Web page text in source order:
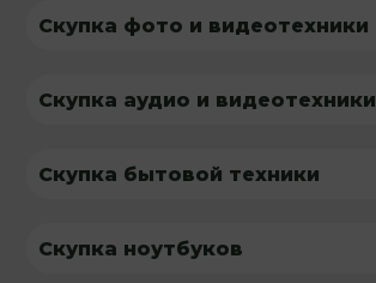
Скупка фото и видеотехники
Скупка аудио и видеотехники
Скупка бытовой техники
Скупка ноутбуков